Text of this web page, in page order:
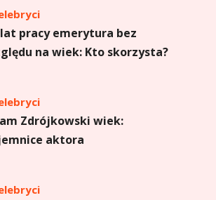
pracy emerytura bez
na wiek: Kto skorzysta?
Zdrójkowski wiek:
aktora